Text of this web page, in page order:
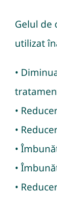
Gelul de
utilizat
•
•
•
•
•
•